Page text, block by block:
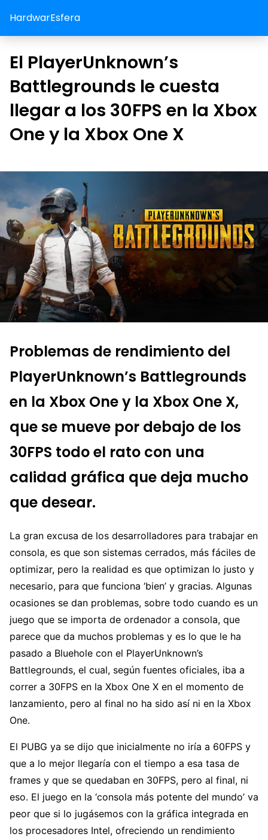
HardwarEsfera
El PlayerUnknown’s
Battlegrounds le cuesta
llegar a los 30FPS en la Xbox
One y la Xbox One X
Problemas de rendimiento del
PlayerUnknown’s Battlegrounds
en la Xbox One y la Xbox One X,
que se mueve por debajo de los
30FPS todo el rato con una
calidad gráfica que deja mucho
que desear.
La gran excusa de los desarrolladores para trabajar en
consola, es que son sistemas cerrados, más fáciles de
optimizar, pero la realidad es que optimizan lo justo y
necesario, para que funciona ‘bien’ y gracias. Algunas
ocasiones se dan problemas, sobre todo cuando es un
juego que se importa de ordenador a consola, que
parece que da muchos problemas y es lo que le ha
pasado a Bluehole con el PlayerUnknown’s
Battlegrounds, el cual, según fuentes oficiales, iba a
correr a 30FPS en la Xbox One X en el momento de
lanzamiento, pero al final no ha sido así ni en la Xbox
One.
El PUBG ya se dijo que inicialmente no iría a 60FPS y
que a lo mejor llegaría con el tiempo a esa tasa de
frames y que se quedaban en 30FPS, pero al final, ni
eso. El juego en la ‘consola más potente del mundo’ va
peor que si lo jugásemos con la gráfica integrada en
los procesadores Intel, ofreciendo un rendimiento